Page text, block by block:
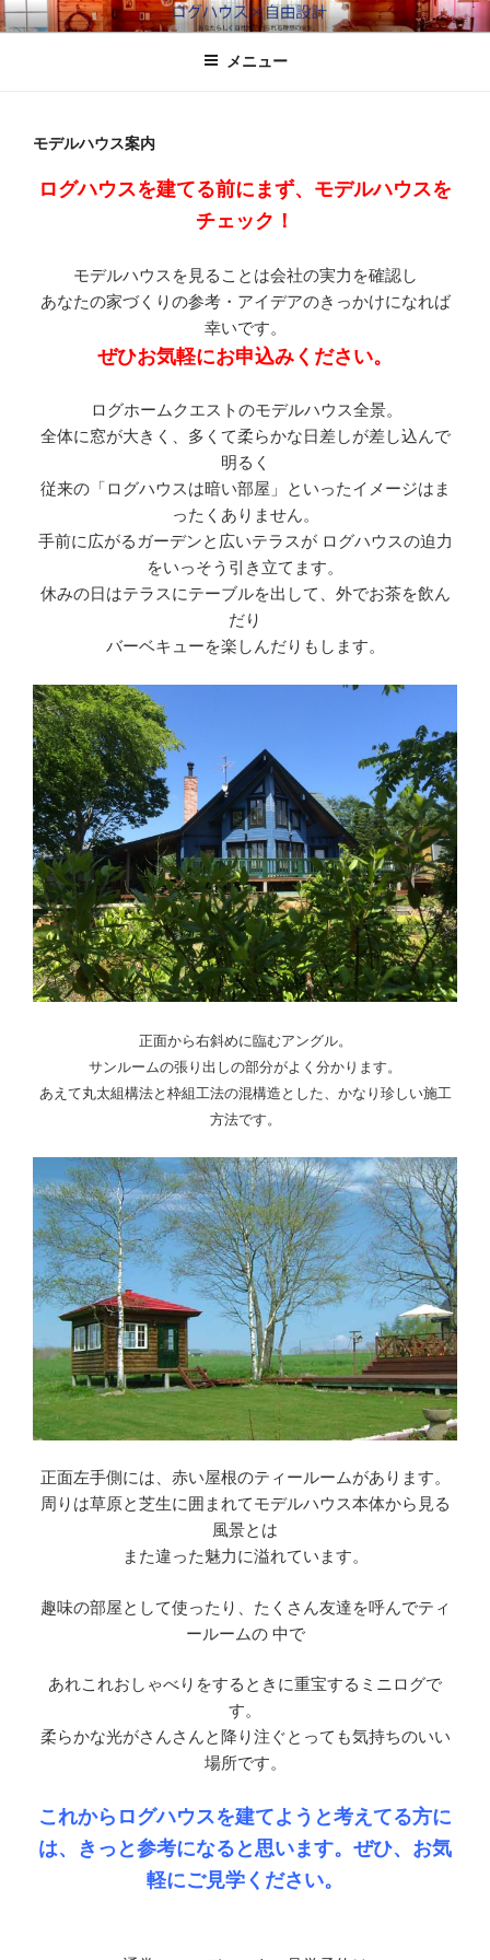
コ
ン
ログホームくえすと
北海道のログハウスなら
メニュー
モデルハウス案内
ログハウスを建てる前にまず、モデルハウスを
チェック！
モデルハウスを見ることは会社の実力を確認し
あなたの家づくりの参考・アイデアのきっかけになれば
幸いです。
ぜひお気軽にお申込みください。
ログホームクエストのモデルハウス全景。
全体に窓が大きく、多くて柔らかな日差しが差し込んで
明るく
従来の「ログハウスは暗い部屋」といったイメージはま
ったくありません。
手前に広がるガーデンと広いテラスが ログハウスの迫力
をいっそう引き立てます。
休みの日はテラスにテーブルを出して、外でお茶を飲ん
だり
バーベキューを楽しんだりもします。
正面から右斜めに臨むアングル。
サンルームの張り出しの部分がよく分かります。
あえて丸太組構法と枠組工法の混構造とした、かなり珍しい施工
方法です。
正面左手側には、赤い屋根のティールームがあります。
周りは草原と芝生に囲まれてモデルハウス本体から見る
風景とは
また違った魅力に溢れています。
趣味の部屋として使ったり、たくさん友達を呼んでティ
ールームの 中で
あれこれおしゃべりをするときに重宝するミニログで
す。
柔らかな光がさんさんと降り注ぐとっても気持ちのいい
場所です。
これからログハウスを建てようと考えてる方に
は、きっと参考になると思います。 ぜひ、お気
軽にご見学ください。